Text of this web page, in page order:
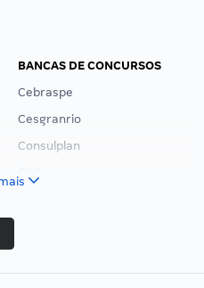
BANCAS DE CONCURSOS
Cebraspe
Cesgranrio
Consulplan